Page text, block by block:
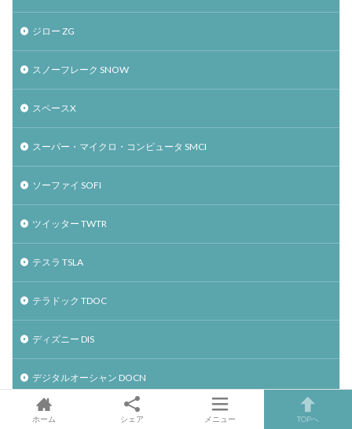
ジロー ZG
スノーフレーク SNOW
スペースX
スーパー・マイクロ・コンピュータ SMCI
ソーファイ SOFI
ツイッター TWTR
テスラ TSLA
テラドック TDOC
ディズニー DIS
デジタルオーシャン DOCN
デックスコム DXCM
ホーム シェア メニュー TOPへ